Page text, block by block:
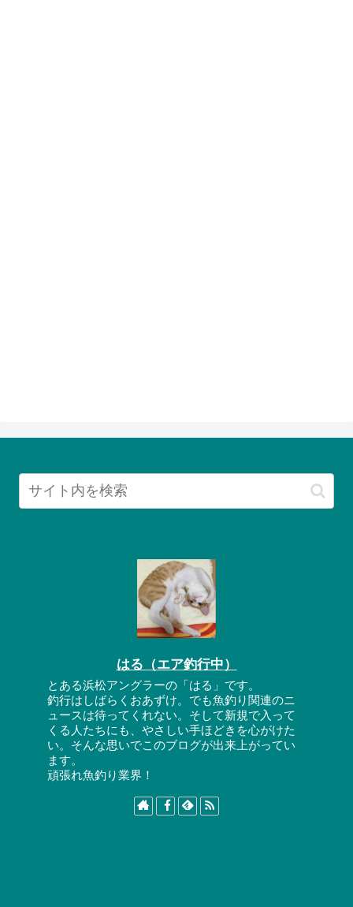
はる（エア釣行中）
とある浜松アングラーの「はる」です。
釣行はしばらくおあずけ。でも魚釣り関連のニ
ュースは待ってくれない。そして新規で入って
くる人たちにも、やさしい手ほどきを心がけた
い。そんな思いでこのブログが出来上がってい
ます。
頑張れ魚釣り業界！